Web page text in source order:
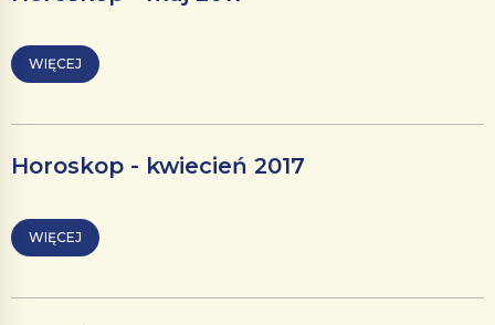
WIĘCEJ
Horoskop - kwiecień 2017
WIĘCEJ